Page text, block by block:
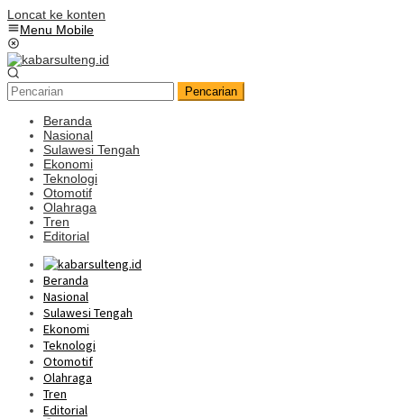
Loncat ke konten
Menu Mobile
Pencarian
Beranda
Nasional
Sulawesi Tengah
Ekonomi
Teknologi
Otomotif
Olahraga
Tren
Editorial
Beranda
Nasional
Sulawesi Tengah
Ekonomi
Teknologi
Otomotif
Olahraga
Tren
Editorial